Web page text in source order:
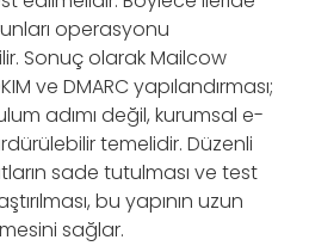
operasyonu
Sonuç olarak Mailcow
ve DMARC yapılandırması;
adımı değil, kurumsal e-
temelidir. Düzenli
sade tutulması ve test
bu yapının uzun
sağlar.